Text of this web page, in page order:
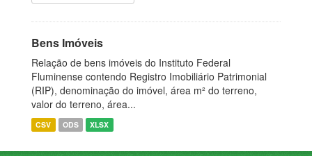
Bens Imóveis
Relação de bens imóveis do Instituto Federal
Fluminense contendo Registro Imobiliário Patrimonial
(RIP), denominação do imóvel, área m² do terreno,
valor do terreno, área...
CSV ODS XLSX